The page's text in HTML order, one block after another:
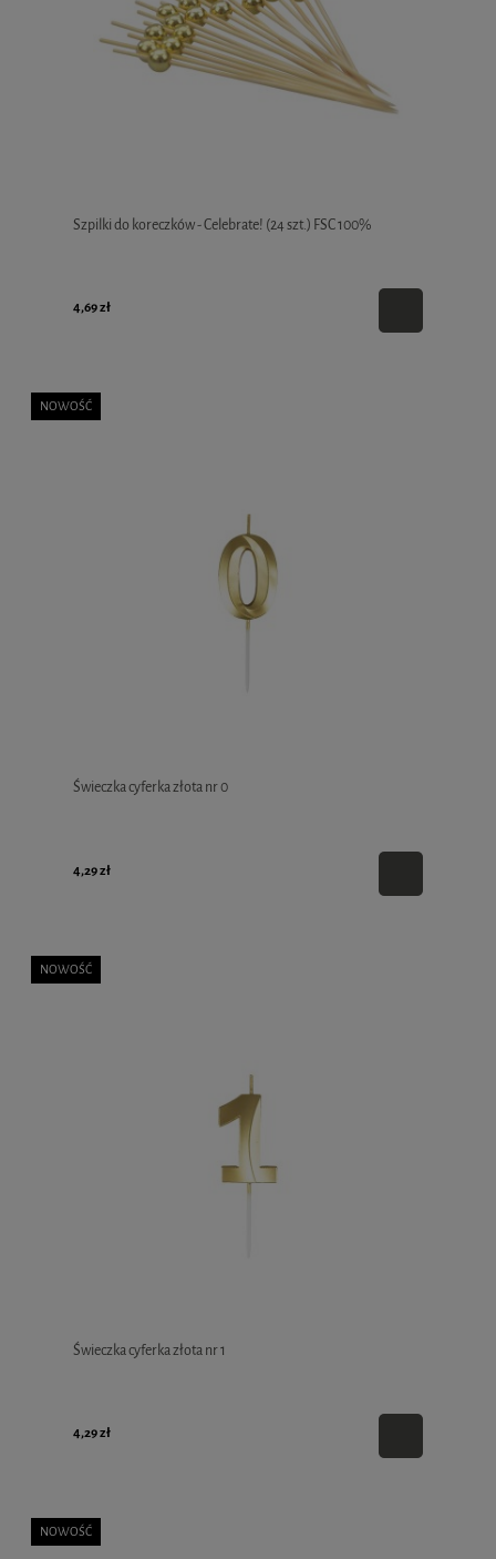
Szpilki do koreczków - Celebrate! (24 szt.) FSC 100%
4,69 zł
Świeczka cyferka złota nr 0
4,29 zł
NOWOŚĆ
Świeczka cyferka złota nr 1
4,29 zł
NOWOŚĆ
NOWOŚĆ